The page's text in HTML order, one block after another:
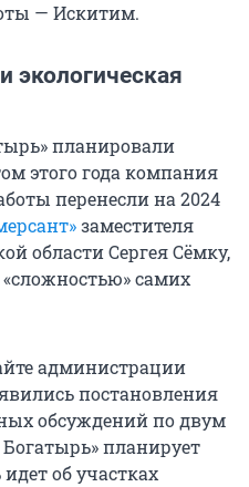
— Искитим.
экологическая
планировали
этого года компания
перенесли на 2024
заместителя
области Сергея Сёмку,
«сложностью» самих
администрации
постановления
обсуждений по двум
Богатырь» планирует
об участках